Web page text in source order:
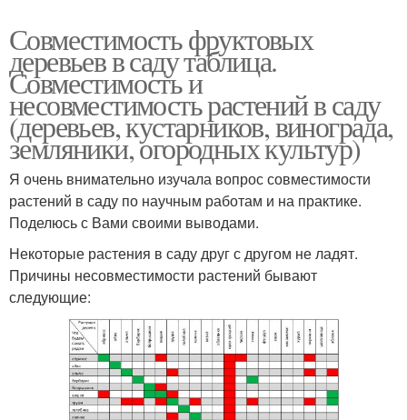
Совместимость фруктовых
деревьев в саду таблица.
Совместимость и
несовместимость растений в саду
(деревьев, кустарников, винограда,
земляники, огородных культур)
Я очень внимательно изучала вопрос совместимости
растений в саду по научным работам и на практике.
Поделюсь с Вами своими выводами.
Некоторые растения в саду друг с другом не ладят.
Причины несовместимости растений бывают
следующие: